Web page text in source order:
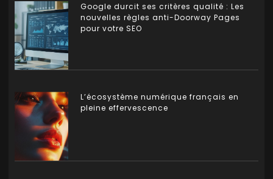
Google durcit ses critères qualité : Les
nouvelles règles anti-Doorway Pages
pour votre SEO
L’écosystème numérique français en
pleine effervescence